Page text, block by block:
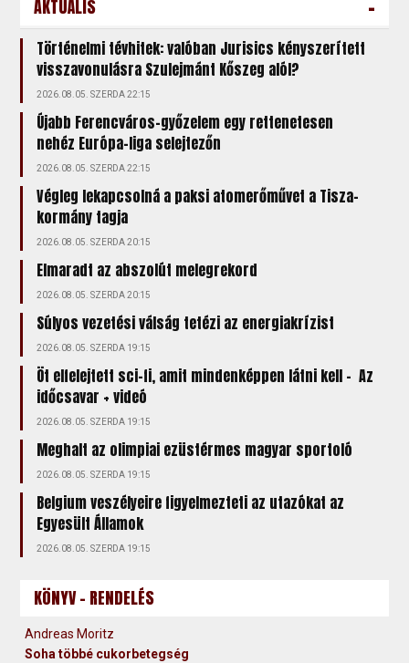
AKTUÁLIS
Történelmi tévhitek: valóban Jurisics kényszerített
visszavonulásra Szulejmánt Kőszeg alól?
2026.08.05. SZERDA 22:15
Újabb Ferencváros-győzelem egy rettenetesen
nehéz Európa-liga selejtezőn
2026.08.05. SZERDA 22:15
Végleg lekapcsolná a paksi atomerőművet a Tisza-
kormány tagja
2026.08.05. SZERDA 20:15
Elmaradt az abszolút melegrekord
2026.08.05. SZERDA 20:15
Súlyos vezetési válság tetézi az energiakrízist
2026.08.05. SZERDA 19:15
Öt elfelejtett sci-fi, amit mindenképpen látni kell – Az
időcsavar + videó
2026.08.05. SZERDA 19:15
Meghalt az olimpiai ezüstérmes magyar sportoló
2026.08.05. SZERDA 19:15
Belgium veszélyeire figyelmezteti az utazókat az
Egyesült Államok
2026.08.05. SZERDA 19:15
KÖNYV - RENDELÉS
Andreas Moritz
Soha többé cukorbetegség